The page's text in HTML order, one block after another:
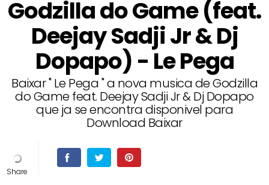
Godzilla do Game (feat.
Deejay Sadji Jr & Dj
Dopapo) - Le Pega
Baixar " Le Pega " a nova musica de Godzilla
do Game feat. Deejay Sadji Jr & Dj Dopapo
que ja se encontra disponivel para
Download Baixar